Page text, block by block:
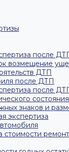
после
возмещение
ДТП
после ДТП
после
знаков и
экспертиза
стоимости